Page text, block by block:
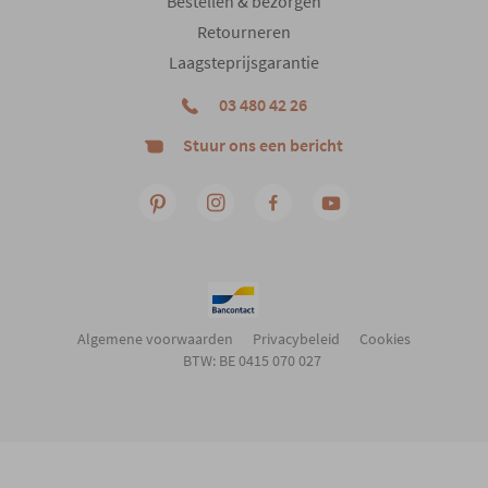
Retourneren
Laagsteprijsgarantie
03 480 42 26
Stuur ons een bericht
Algemene voorwaarden Privacybeleid
Cookies
BTW: BE 0415 070 027